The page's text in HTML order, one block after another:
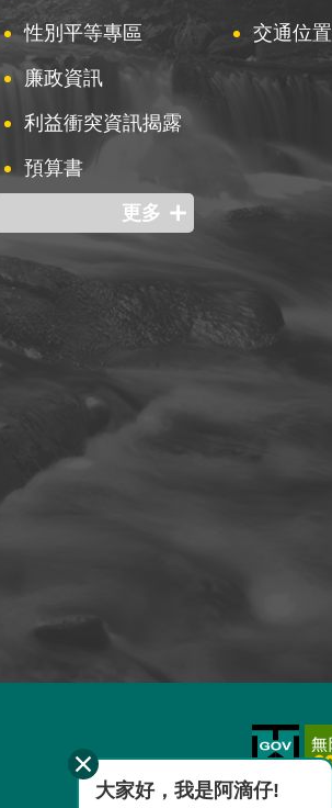
性別平等專區
廉政資訊
利益衝突資訊揭露
預算書
更多
交通位置
大家好，我是阿滴仔!